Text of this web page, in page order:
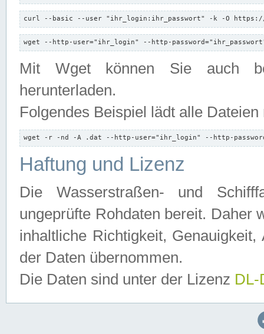
curl --basic --user "ihr_login:ihr_passwort" -k -O https://
wget --http-user="ihr_login" --http-
Mit Wget können Sie auch
herunterladen.
Folgendes Beispiel lädt alle
wget -r -nd -A .dat --http-user="ihr_login" --http-
Haftung und Lizenz
Die Wasserstraßen- und
ungeprüfte Rohdaten bereit. Daher
inhaltliche Richtigkeit,
der Daten übernommen.
Die Daten sind unter der Lizenz